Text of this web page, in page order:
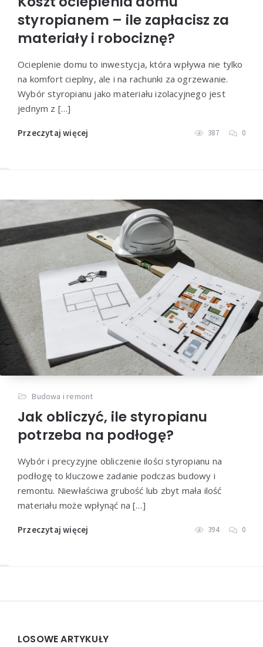
styropianem – ile zapłacisz za
materiały i robociznę?
Ocieplenie domu to inwestycja, która wpływa nie tylko
na komfort cieplny, ale i na rachunki za ogrzewanie.
Wybór styropianu jako materiału izolacyjnego jest
jednym z […]
Przeczytaj więcej 387 0
Budowa i remont
Jak obliczyć, ile styropianu
potrzeba na podłogę?
Wybór i precyzyjne obliczenie ilości styropianu na
podłogę to kluczowe zadanie podczas budowy i
remontu. Niewłaściwa grubość lub zbyt mała ilość
materiału może wpłynąć na […]
Przeczytaj więcej 394 0
LOSOWE ARTYKUŁY